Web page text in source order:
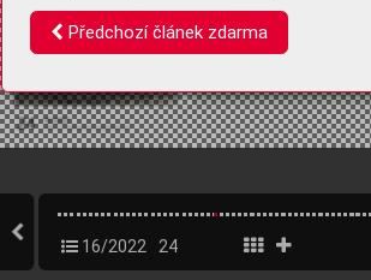
16/2022 24
Předchozí článek zdarma